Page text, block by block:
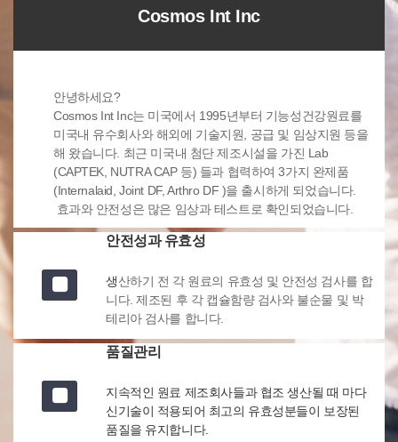
Cosmos Int Inc
안녕하세요?
Cosmos Int Inc는 미국에서 1995년부터 기능성건강원료를
미국내 유수회사와 해외에 기술지원, 공급 및 임상지원 등을
해 왔습니다. 최근 미국내 첨단 제조시설을 가진 Lab
(CAPTEK, NUTRA CAP 등) 들과 협력하여 3가지 완제품
(Internalaid, Joint DF, Arthro DF )을 출시하게 되었습니다.
효과와 안전성은 많은 임상과 테스트로 확인되었습니다.
안전성과 유효성
생산하기 전 각 원료의 유효성 및 안전성 검사를 합
니다. 제조된 후 각 캡슐함량 검사와 불순물 및 박
테리아 검사를 합니다.
품질관리
지속적인 원료 제조회사들과 협조 생산될 때 마다
신기술이 적용되어 최고의 유효성분들이 보장된
품질을 유지합니다.